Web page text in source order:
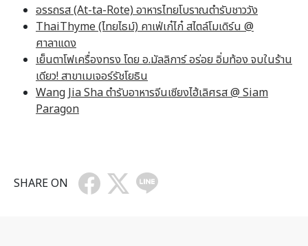
อรรถรส (At-ta-Rote) อาหารไทยโบราณตำรับชาววัง
ThaiThyme (ไทยไธม์) คาเฟ่เก๋ไก๋ สไตล์โมเดิร์น @
ศาลาแดง
เย็นตาโฟเครื่องทรง โดย อ.มัลลิการ์ อร่อย อิ่มท้อง จบในร้าน
เดียว! สาขาเมเจอร์รัชโยธิน
Wang Jia Sha ตำรับอาหารจีนเซียงไฮ้เลิศรส @ Siam
Paragon
SHARE ON